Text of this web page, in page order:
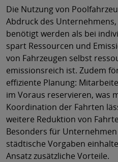
Die Nutzung von
Abdruck des
benötigt werden als bei
spart Ressourcen und
von Fahrzeugen selbst
emissionsreich ist. Zudem
effiziente Planung:
im Voraus reservieren, was
Koordination der Fahrten
weitere Reduktion von
Besonders für
städtische Vorgaben
Ansatz zusätzliche Vorteile.